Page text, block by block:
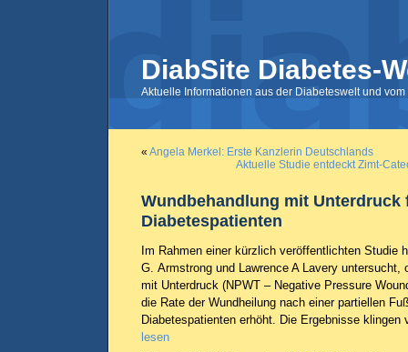
DiabSite Diabetes-
Aktuelle Informationen aus der Diabeteswelt und
« Angela Merkel: Erste Kanzlerin Deutschlands
Aktuelle Studie entdeckt Zimt-
Wundbehandlung mit Unterdruck
Diabetespatienten
Im Rahmen einer kürzlich veröffentlichten Studie
G. Armstrong und Lawrence A Lavery untersucht,
mit Unterdruck (NPWT – Negative Pressure
die Rate der Wundheilung nach einer partiellen
Diabetespatienten erhöht. Die Ergebnisse
lesen